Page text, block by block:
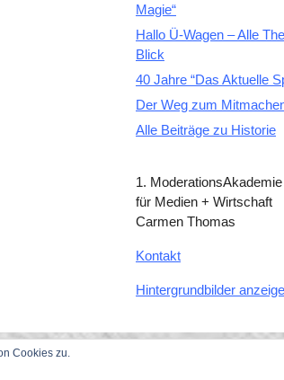
Cookies zu.
Magie“
Hallo Ü-Wagen – Alle
Blick
40 Jahre “Das Aktuelle
Der Weg zum
Alle Beiträge zu Historie
1. ModerationsAkademie
für Medien + Wirtschaft
Carmen Thomas
Kontakt
Hintergrundbilder